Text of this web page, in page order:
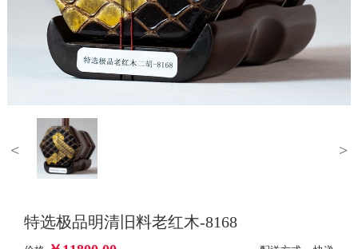
< >
特选极品明清旧料老红木-8168